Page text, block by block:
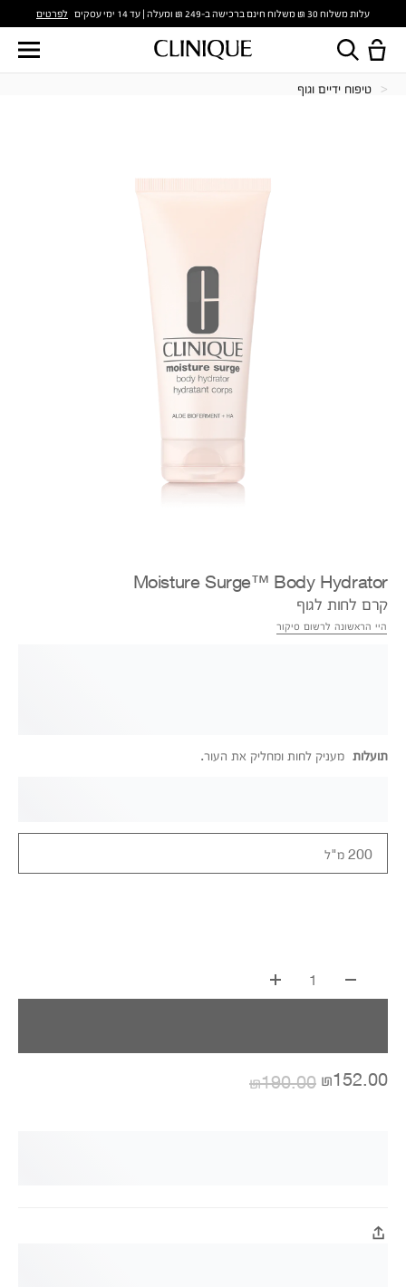
עלות משלוח 30 ₪ משלוח חינם ברכישה ב-249 ₪ ומעלה | עד 14 ימי עסקים לפרטים
טיפוח ידיים וגוף
Moisture Surge™ Body Hydrator
קרם לחות לגוף
היי הראשונה לרשום סיקור
תועלות מעניק לחות ומחליק את העור.
200 מ"ל
1
₪190.00 ₪152.00